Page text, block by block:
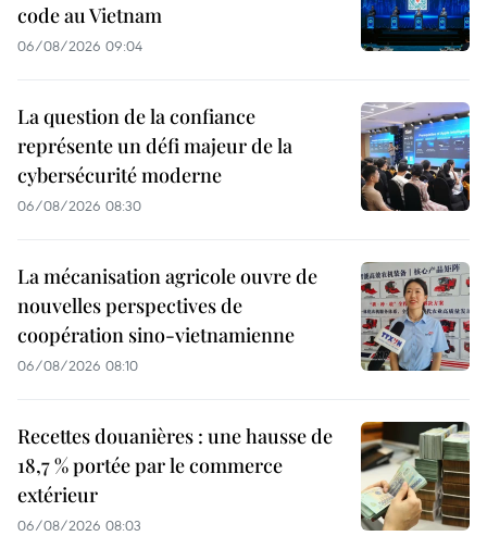
code au Vietnam
06/08/2026 09:04
La question de la confiance
représente un défi majeur de la
cybersécurité moderne
06/08/2026 08:30
La mécanisation agricole ouvre de
nouvelles perspectives de
coopération sino-vietnamienne
06/08/2026 08:10
Recettes douanières : une hausse de
18,7 % portée par le commerce
extérieur
06/08/2026 08:03